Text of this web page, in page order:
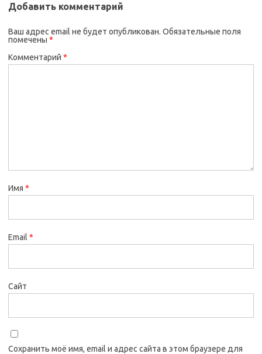
Добавить комментарий
Ваш адрес email не будет опубликован. Обязательные поля
помечены *
Комментарий *
Имя *
Email *
Сайт
Сохранить моё имя, email и адрес сайта в этом браузере для